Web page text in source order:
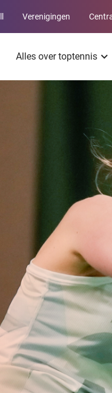
Verenigingen
Alles over toptennis